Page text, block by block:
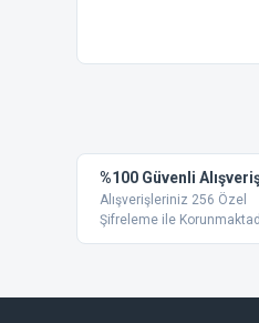
Ürün resmi
Ürün
Ürün bilgilerinde
Ürün fiyatı diğer
%100 Güvenli
Alışverişleriniz 256 Özel
Şifreleme ile